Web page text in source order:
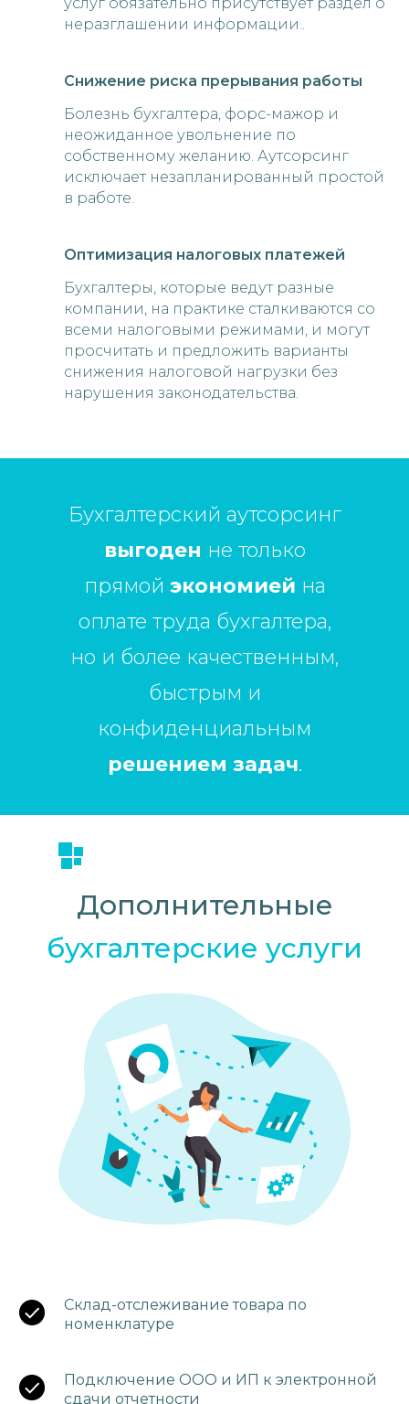
услуг обязательно присутствует раздел о
неразглашении информации..
Снижение риска прерывания работы
Болезнь бухгалтера, форс-мажор и
неожиданное увольнение по
собственному желанию. Аутсорсинг
исключает незапланированный простой
в работе.
Оптимизация налоговых платежей
Бухгалтеры, которые ведут разные
компании, на практике сталкиваются со
всеми налоговыми режимами, и могут
просчитать и предложить варианты
снижения налоговой нагрузки без
нарушения законодательства.
Бухгалтерский аутсорсинг
выгоден не только
прямой экономией на
оплате труда бухгалтера,
но и более качественным,
быстрым и
конфиденциальным
решением задач.
Дополнительные
бухгалтерские услуги
Склад-отслеживание товара по
номенклатуре
Подключение ООО и ИП к электронной